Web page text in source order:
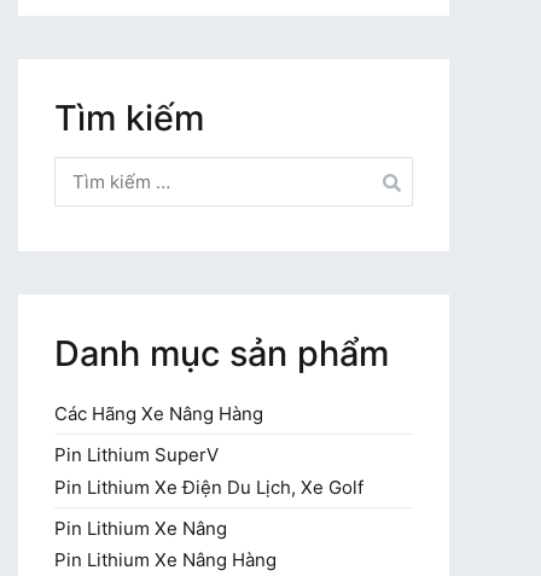
Tìm kiếm
kiếm
cho:
Danh mục sản phẩm
Các Hãng Xe Nâng Hàng
Pin Lithium SuperV
Pin Lithium Xe Điện Du Lịch, Xe Golf
Pin Lithium Xe Nâng
Pin Lithium Xe Nâng Hàng